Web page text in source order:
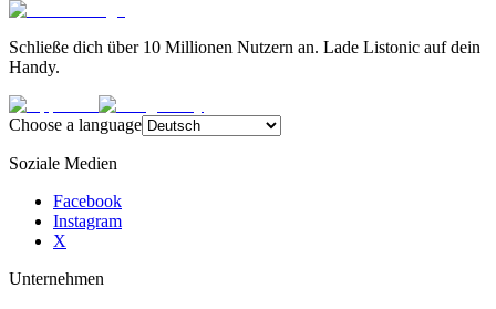
Schließe dich über 10 Millionen Nutzern an. Lade Listonic auf dein
Handy.
Choose a language
Soziale Medien
Facebook
Instagram
X
Unternehmen